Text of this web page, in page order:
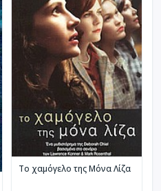
Το χαμόγελο της Μόνα Λίζα